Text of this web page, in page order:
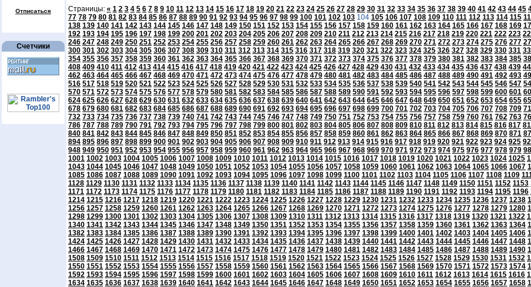
Отписаться
Счетчики
Страницы: « 1 2 3 4 5 6 7 8 9 10 11 12 13 14 15 16 17 18 19 20 21 22 23 24 25 26 27 28 29 30 31 32 33 34 35 36 37 38 39 40 41 42 43 44 45
77 78 79 80 81 82 83 84 85 86 87 88 89 90 91 92 93 94 95 96 97 98 99 100 101 102 103 104 105 106 107 108 109 110 111 112 113 114 115
138 139 140 141 142 143 144 145 146 147 148 149 150 151 152 153 154 155 156 157 158 159 160 161 162 163 164 165 166 167 168 169
192 193 194 195 196 197 198 199 200 201 202 203 204 205 206 207 208 209 210 211 212 213 214 215 216 217 218 219 220 221 222 223
246 247 248 249 250 251 252 253 254 255 256 257 258 259 260 261 262 263 264 265 266 267 268 269 270 271 272 273 274 275 276 277
300 301 302 303 304 305 306 307 308 309 310 311 312 313 314 315 316 317 318 319 320 321 322 323 324 325 326 327 328 329 330 331
354 355 356 357 358 359 360 361 362 363 364 365 366 367 368 369 370 371 372 373 374 375 376 377 378 379 380 381 382 383 384 385
408 409 410 411 412 413 414 415 416 417 418 419 420 421 422 423 424 425 426 427 428 429 430 431 432 433 434 435 436 437 438 439
462 463 464 465 466 467 468 469 470 471 472 473 474 475 476 477 478 479 480 481 482 483 484 485 486 487 488 489 490 491 492 493
516 517 518 519 520 521 522 523 524 525 526 527 528 529 530 531 532 533 534 535 536 537 538 539 540 541 542 543 544 545 546 547
570 571 572 573 574 575 576 577 578 579 580 581 582 583 584 585 586 587 588 589 590 591 592 593 594 595 596 597 598 599 600 601
624 625 626 627 628 629 630 631 632 633 634 635 636 637 638 639 640 641 642 643 644 645 646 647 648 649 650 651 652 653 654 655
678 679 680 681 682 683 684 685 686 687 688 689 690 691 692 693 694 695 696 697 698 699 700 701 702 703 704 705 706 707 708 709
732 733 734 735 736 737 738 739 740 741 742 743 744 745 746 747 748 749 750 751 752 753 754 755 756 757 758 759 760 761 762 763
786 787 788 789 790 791 792 793 794 795 796 797 798 799 800 801 802 803 804 805 806 807 808 809 810 811 812 813 814 815 816 817
840 841 842 843 844 845 846 847 848 849 850 851 852 853 854 855 856 857 858 859 860 861 862 863 864 865 866 867 868 869 870 871
894 895 896 897 898 899 900 901 902 903 904 905 906 907 908 909 910 911 912 913 914 915 916 917 918 919 920 921 922 923 924 925
948 949 950 951 952 953 954 955 956 957 958 959 960 961 962 963 964 965 966 967 968 969 970 971 972 973 974 975 976 977 978 979
1001 1002 1003 1004 1005 1006 1007 1008 1009 1010 1011 1012 1013 1014 1015 1016 1017 1018 1019 1020 1021 1022 1023 1024 1025
1043 1044 1045 1046 1047 1048 1049 1050 1051 1052 1053 1054 1055 1056 1057 1058 1059 1060 1061 1062 1063 1064 1065 1066 1067
1085 1086 1087 1088 1089 1090 1091 1092 1093 1094 1095 1096 1097 1098 1099 1100 1101 1102 1103 1104 1105 1106 1107 1108 1109
1128 1129 1130 1131 1132 1133 1134 1135 1136 1137 1138 1139 1140 1141 1142 1143 1144 1145 1146 1147 1148 1149 1150 1151 1152 1153
1171 1172 1173 1174 1175 1176 1177 1178 1179 1180 1181 1182 1183 1184 1185 1186 1187 1188 1189 1190 1191 1192 1193 1194 1195 1196
1214 1215 1216 1217 1218 1219 1220 1221 1222 1223 1224 1225 1226 1227 1228 1229 1230 1231 1232 1233 1234 1235 1236 1237 1238
1256 1257 1258 1259 1260 1261 1262 1263 1264 1265 1266 1267 1268 1269 1270 1271 1272 1273 1274 1275 1276 1277 1278 1279 1280
1298 1299 1300 1301 1302 1303 1304 1305 1306 1307 1308 1309 1310 1311 1312 1313 1314 1315 1316 1317 1318 1319 1320 1321 1322
1340 1341 1342 1343 1344 1345 1346 1347 1348 1349 1350 1351 1352 1353 1354 1355 1356 1357 1358 1359 1360 1361 1362 1363 1364
1382 1383 1384 1385 1386 1387 1388 1389 1390 1391 1392 1393 1394 1395 1396 1397 1398 1399 1400 1401 1402 1403 1404 1405 1406
1424 1425 1426 1427 1428 1429 1430 1431 1432 1433 1434 1435 1436 1437 1438 1439 1440 1441 1442 1443 1444 1445 1446 1447 1448
1466 1467 1468 1469 1470 1471 1472 1473 1474 1475 1476 1477 1478 1479 1480 1481 1482 1483 1484 1485 1486 1487 1488 1489 1490
1508 1509 1510 1511 1512 1513 1514 1515 1516 1517 1518 1519 1520 1521 1522 1523 1524 1525 1526 1527 1528 1529 1530 1531 1532
1550 1551 1552 1553 1554 1555 1556 1557 1558 1559 1560 1561 1562 1563 1564 1565 1566 1567 1568 1569 1570 1571 1572 1573 1574
1592 1593 1594 1595 1596 1597 1598 1599 1600 1601 1602 1603 1604 1605 1606 1607 1608 1609 1610 1611 1612 1613 1614 1615 1616
1634 1635 1636 1637 1638 1639 1640 1641 1642 1643 1644 1645 1646 1647 1648 1649 1650 1651 1652 1653 1654 1655 1656 1657 1658